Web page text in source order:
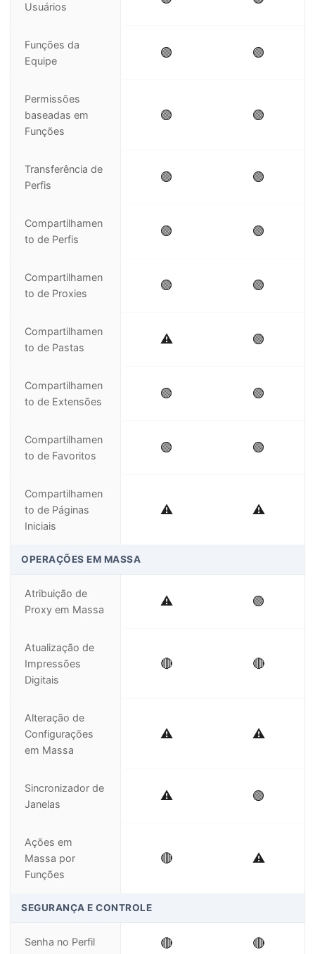
Usuários
Funções da
Equipe
🟢 🟢
Permissões
baseadas em
Funções
🟢 🟢
Transferência de
Perfis
🟢 🟢
Compartilhamen
to de Perfis
🟢 🟢
Compartilhamen
to de Proxies
🟢 🟢
Compartilhamen
to de Pastas
⚠️ 🟢
Compartilhamen
to de Extensões
🟢 🟢
Compartilhamen
to de Favoritos
🟢 🟢
Compartilhamen
to de Páginas
Iniciais
⚠️ ⚠️
OPERAÇÕES EM MASSA
Atribuição de
Proxy em Massa
⚠️ 🟢
Atualização de
Impressões
Digitais
🔴 🔴
Alteração de
Configurações
em Massa
⚠️ ⚠️
Sincronizador de
Janelas
⚠️ 🟢
Ações em
Massa por
Funções
🔴 ⚠️
SEGURANÇA E CONTROLE
Senha no Perfil 🔴 🔴